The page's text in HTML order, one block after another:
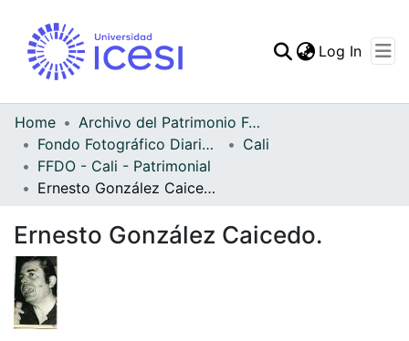
Statistics
Log In
Home
Archivo del Patrimonio Fotográfico y Fílmico del Valle del Cauca
Fondo Fotográfico Diario Occidente
Cali
FFDO - Cali - Patrimonial
Ernesto González Caicedo.
Ernesto González Caicedo.